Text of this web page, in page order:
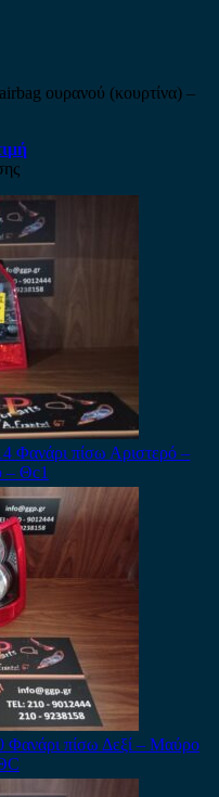
ουρανού (κουρτίνα) –
Φανάρι πίσω Αριστερό –
– Θc1
Φανάρι πίσω Δεξί – Μαύρο